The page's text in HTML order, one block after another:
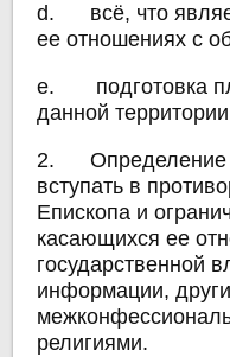
d. всё, что
ее отношениях с
e. подготовка
данной
2. Определение
вступать в
Епископа и
касающихся ее
государственной
информации,
религиями.